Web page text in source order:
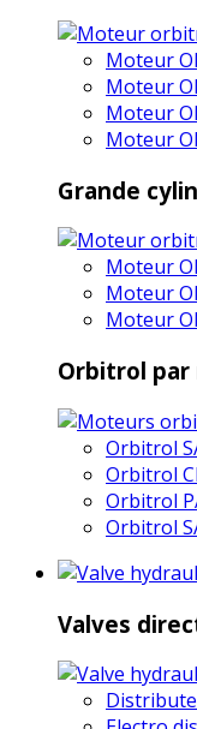
Moteur
Moteur
Moteur
Moteur
Grande
Moteur
Moteur
Moteur
Orbitrol par
Orbitrol
Orbitrol
Orbitrol
Orbitrol
Valves